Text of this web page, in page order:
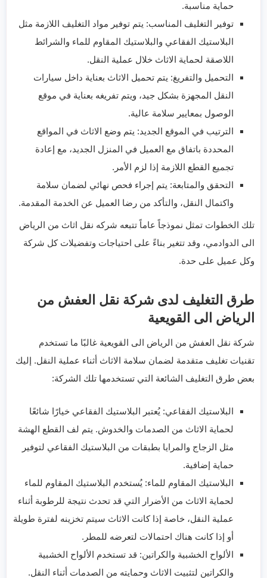
حماية مناسبة.
توفير التغليف المناسب: يتم توفير مواد التغليف اللازمة مثل
البلاستيك الفقاعي والبلاستيك المقاوم للماء والشرائط
اللاصقة لحماية الاثاث خلال عملية النقل.
التحميل والتفريغ: يتم تحميل الاثاث بعناية داخل سيارات
النقل المجهزة بشكل جيد، ويتم تفريغه بعناية في موقع
الوصول بمعايير سلامة عالية.
الترتيب في الموقع الجديد: يتم وضع الاثاث في المواقع
المحددة باتفاق مع العميل في المنزل الجديد، مع إعادة
تجميع القطع اللازمة إذا لزم الأمر.
التحقق والمتابعة: يتم إجراء فحص نهائي لضمان سلامة
واكتمال النقل، والتأكد من رضا العميل عن الخدمة المقدمة.
تلك الخطوات تمثل نموذجاً عاماً تتبعه شركه نقل اثاث من الرياض
الى الدوادمي، وقد تتغير بناءً على احتياجات وتفضيلات كل شركة
وكل عميل على حدة.
طرق التغليف لدى شركة نقل العفش من
الرياض الى القويعية
شركة نقل العفش من الرياض الى القويعية غالبًا ما تستخدم
تقنيات تغليف متقدمة لضمان سلامة الاثاث أثناء عملية النقل. إليك
بعض طرق التغليف الشائعة التي تستخدمها تلك الشركة:
البلاستيك الفقاعي: يُعتبر البلاستيك الفقاعي خيارًا شائعًا
لحماية الاثاث من الصدمات والخدوش. يتم لف القطع الهشة
مثل الزجاج والمرايا بطبقات من البلاستيك الفقاعي لتوفير
حماية إضافية.
البلاستيك المقاوم للماء: يُستخدم البلاستيك المقاوم للماء
لحماية الاثاث من الأضرار التي قد تحدث نتيجة للرطوبة أثناء
عملية النقل، خاصة إذا كانت الاثاث سيتم تخزينه لفترة طويلة
أو إذا كانت هناك احتمالات لتعرضه للمطر.
الألواح الخشبية والكراتين: قد تستخدم الألواح الخشبية
والكراتين لتثبيت الاثاث وحمايته من الصدمات أثناء النقل.